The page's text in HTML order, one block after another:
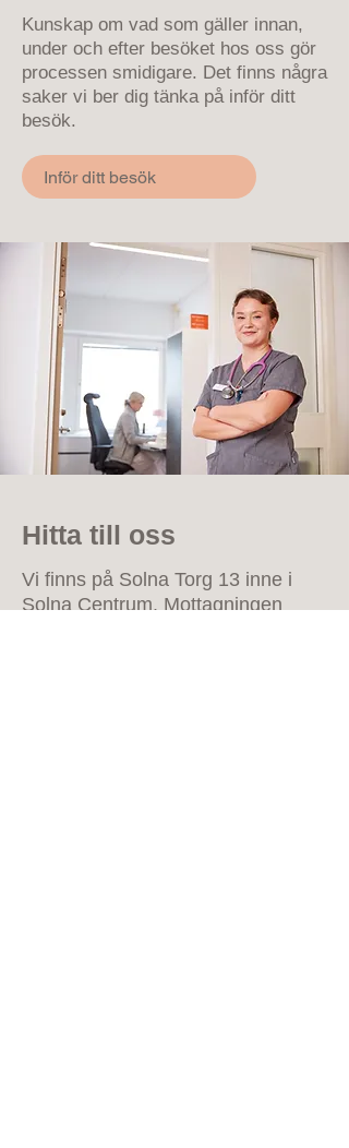
Kunskap om vad som gäller innan,
under och efter besöket hos oss gör
processen smidigare. Det finns några
saker vi ber dig tänka på inför ditt
besök.
Inför ditt besök
Hitta till oss
Vi finns på Solna Torg 13 inne i
Solna Centrum. Mottagningen